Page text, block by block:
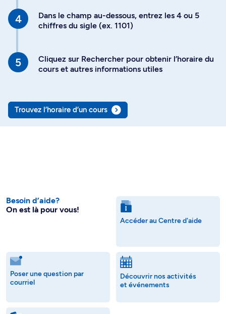
Dans le champ au-dessous, entrez les 4 ou 5
chiffres du sigle (ex. 1101)
Cliquez sur Rechercher pour obtenir l’horaire du
cours et autres informations utiles
Trouvez l’horaire d’un cours
Besoin d’aide?
On est là pour vous!
Accéder au Centre d'aide
Poser une question par
courriel
Découvrir nos activités
et événements